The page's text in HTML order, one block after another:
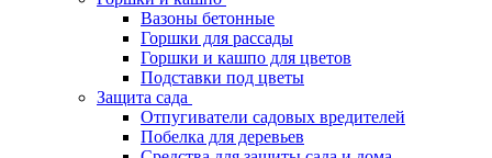
Вазоны бетонные
Горшки для рассады
Горшки и кашпо для цветов
Подставки под цветы
Защита сада
Отпугиватели садовых вредителей
Побелка для деревьев